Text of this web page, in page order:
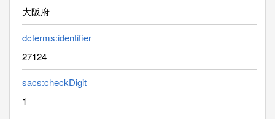
大阪府
dcterms:identifier
27124
sacs:checkDigit
1